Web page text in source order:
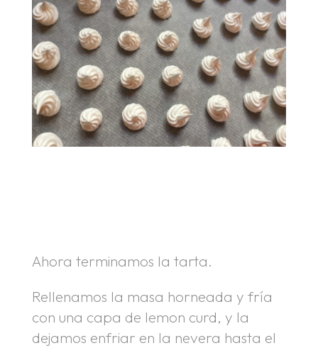
Ahora terminamos la tarta.
Rellenamos la masa horneada y fría
con una capa de lemon curd, y la
dejamos enfriar en la nevera hasta el